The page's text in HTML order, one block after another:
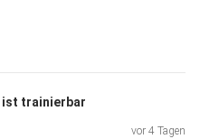
ist trainierbar
vor 4 Tagen